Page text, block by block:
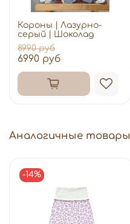
Короны | Лазурно-
серый | Шоколад
8990 руб
6990 руб
Аналогичные товары
-14%